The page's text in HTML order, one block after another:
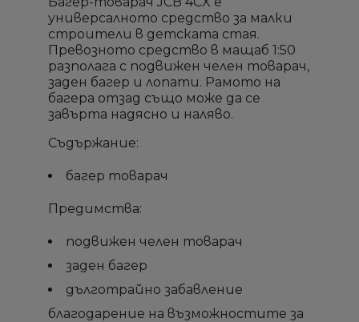
Добави към списък с
желани продукти
Създай списък
Име на списък
Sign in
Необходимо е да влезете с във Вашия профил
за да добавите продукта в списъка с желание
продукти
Добави към списък с
желани продукти
Създай списък
Име на списък
Sign in
Необходимо е да влезете с във Вашия профил
за да добавите продукта в списъка с желание
продукти
универсалното средство за малки
строители в детската стая.
Превозното средство в мащаб 1:50
разполага с подвижен челен товарач,
заден багер и лопати. Рамото на
багера отзад също може да се
завърта надясно и наляво.
Съдържание:
багер товарач
Предимства:
подвижен челен товарач
заден багер
дълготрайно забавление
благодарение на възможностите за